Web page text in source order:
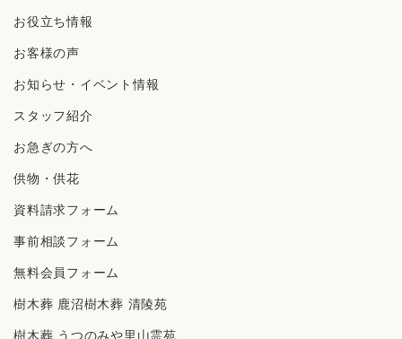
お役立ち情報
お客様の声
お知らせ・イベント情報
スタッフ紹介
お急ぎの方へ
供物・供花
資料請求フォーム
事前相談フォーム
無料会員フォーム
樹⽊葬 ⿅沼樹⽊葬 清陵苑
樹⽊葬 うつのみや⾥⼭霊苑